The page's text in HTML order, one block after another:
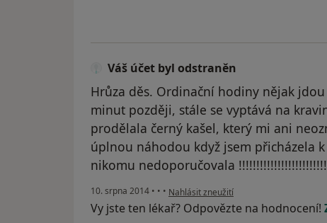
Váš účet byl odstraněn
Hrůza děs. Ordinační hodiny nějak
minut později, stále se vyptává na
prodělala černý kašel, který mi ani
úplnou náhodou když jsem přicházela
nikomu nedoporučovala !!!!!!!!!!!!!!!!!!!!!!!!!
10. srpna 2014 • • • podle názoru uživatele Váš účet byl
Nahlásit zneužití
Vy jste ten lékař? Odpovězte na hodnocení!